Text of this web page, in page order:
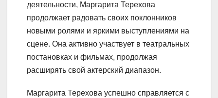
деятельности, Маргарита Терехова
продолжает радовать своих поклонников
новыми ролями и яркими выступлениями на
сцене. Она активно участвует в театральных
постановках и фильмах, продолжая
расширять свой актерский диапазон.
Маргарита Терехова успешно справляется с